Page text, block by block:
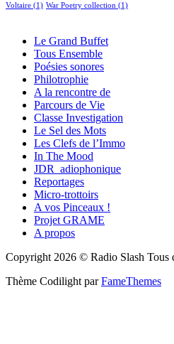
Voltaire (1) War Poetry collection (1)
Le Grand Buffet
Tous Ensemble
Poésies sonores
Philotrophie
A la rencontre de
Parcours de Vie
Classe Investigation
Le Sel des Mots
Les Clefs de l’Immo
In The Mood
JDR_adiophonique
Reportages
Micro-trottoirs
A vos Pinceaux !
Projet GRAME
A propos
Copyright 2026 © Radio Slash Tous
Thème Codilight parFameThemes